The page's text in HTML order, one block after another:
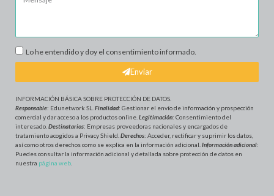
Lo he entendido y doy el consentimiento informado.
Enviar
INFORMACIÓN BÁSICA SOBRE PROTECCIÓN DE DATOS
Responsable: Edunetwork SL. Finalidad: Gestionar el envío de información y prospección
comercial y dar acceso a los productos online. Legitimación: Consentimiento del
interesado. Destinatarios: Empresas proveedoras nacionales y encargados de
tratamiento acogidos a Privacy Shield. Derechos: Acceder, rectificar y suprimir los datos,
así como otros derechos como se explica en la información adicional. Información adicional:
Puedes consultar la información adicional y detallada sobre protección de datos en
nuestra página web